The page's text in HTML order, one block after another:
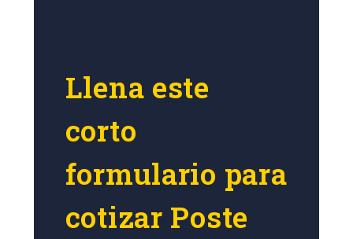
Llena este
corto
formulario para
cotizar Poste